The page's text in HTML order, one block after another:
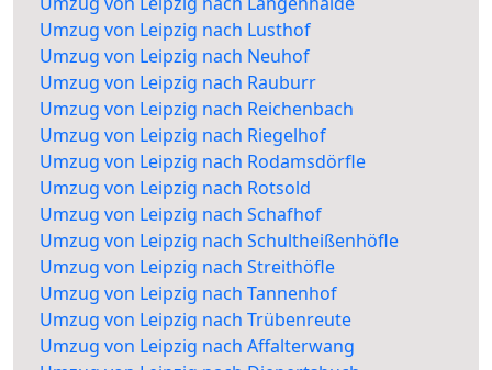
Umzug von Leipzig nach Lusthof
Umzug von Leipzig nach Neuhof
Umzug von Leipzig nach Rauburr
Umzug von Leipzig nach Reichenbach
Umzug von Leipzig nach Riegelhof
Umzug von Leipzig nach Rodamsdörfle
Umzug von Leipzig nach Rotsold
Umzug von Leipzig nach Schafhof
Umzug von Leipzig nach Schultheißenhöfle
Umzug von Leipzig nach Streithöfle
Umzug von Leipzig nach Tannenhof
Umzug von Leipzig nach Trübenreute
Umzug von Leipzig nach Affalterwang